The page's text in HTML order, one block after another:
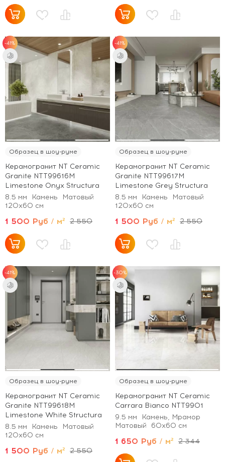
-41%
Образец в шоу-руме
Керамогранит NT Ceramic
Granite NTT99616M
Limestone Onyx Structura
8.5 мм
Камень
Матовый
120x60 см
1 500 Руб / м² 2 550
-41%
Образец в шоу-руме
Керамогранит NT Ceramic
Granite NTT99617M
Limestone Grey Structura
8.5 мм
Камень
Матовый
120x60 см
1 500 Руб / м² 2 550
-41%
Образец в шоу-руме
Керамогранит NT Ceramic
Granite NTT99618M
Limestone White Structura
8.5 мм
Камень
Матовый
120x60 см
1 500 Руб / м² 2 550
-30%
Образец в шоу-руме
Керамогранит NT Ceramic
Carrara Bianco NTT9901
9.5 мм
Камень, Мрамор
Матовый
60x60 см
1 650 Руб / м² 2 344